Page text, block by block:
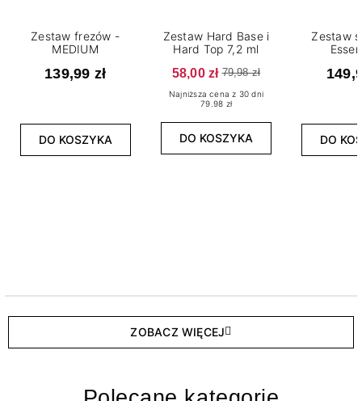
Zestaw frezów -
MEDIUM
139,99 zł
DO KOSZYKA
Zestaw Hard Base i
Hard Top 7,2 ml
58,00 zł 79,98 zł
Najniższa cena z 30 dni
79.98 zł
DO KOSZYKA
Zestaw
DO
ZOBACZ WIĘCEJ